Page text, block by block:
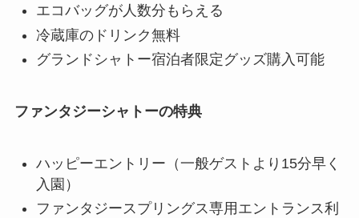
エコバッグが人数分もらえる
冷蔵庫のドリンク無料
グランドシャトー宿泊者限定グッズ購入可能
ファンタジーシャトーの特典
ハッピーエントリー（一般ゲストより15分早く
入園）
ファンタジースプリングス専用エントランス利